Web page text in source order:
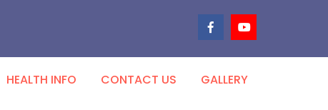
HEALTH INFO CONTACT US GALLERY